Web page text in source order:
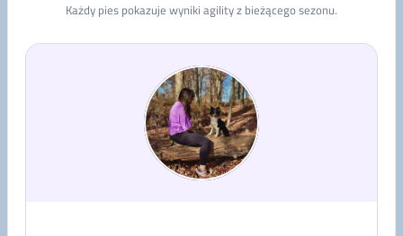
Każdy pies pokazuje wyniki agility z bieżącego sezonu.